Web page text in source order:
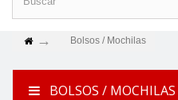
Bolsos / Mochilas
BOLSOS / MOCHILAS